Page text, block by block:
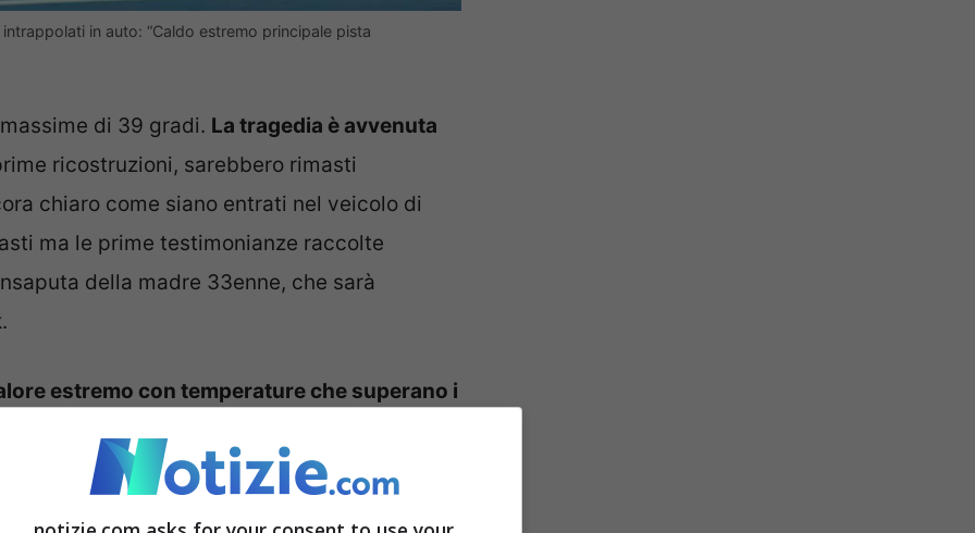
in auto: “Caldo estremo principale pista
di 39 gradi. La tragedia è avvenuta
ricostruzioni, sarebbero rimasti
chiaro come siano entrati nel veicolo di
ma le prime testimonianze raccolte
della madre 33enne, che sarà
estremo con temperature che superano i
e le autorità hanno preso provvedimenti
dei rischi per la salute. Anche il Regno